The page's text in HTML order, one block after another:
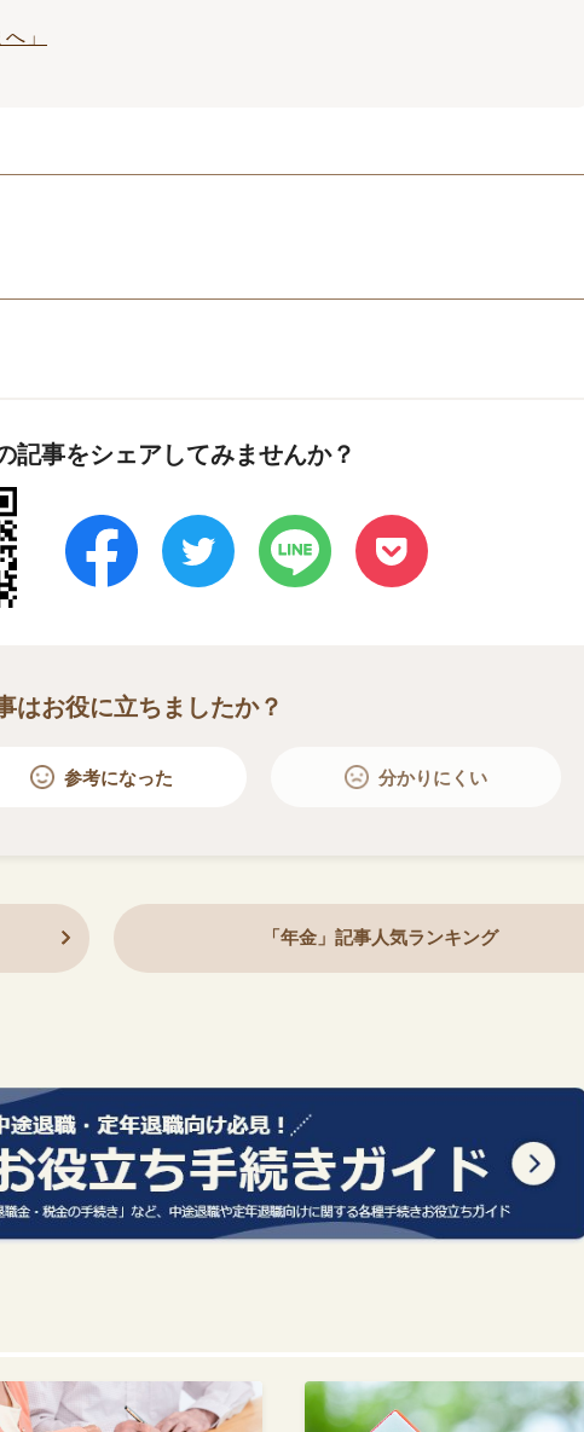
」
記事をシェアしてみませんか？
はお役に立ちましたか？
参考になった 分かりにくい
「年金」記事人気ランキング